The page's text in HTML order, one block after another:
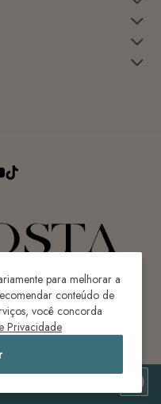
para melhorar a
conteúdo de
você concorda
Privacidade
640 - Centro